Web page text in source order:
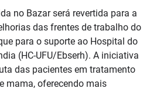
no Bazar será revertida para a
das frentes de trabalho do
para o suporte ao Hospital do
(HC-UFU/Ebserh). A iniciativa
das pacientes em tratamento
mama, oferecendo mais